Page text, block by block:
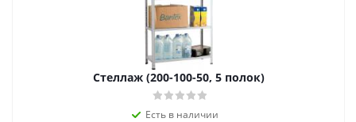
Стеллаж (200-100-50, 5 полок)
Есть в наличии